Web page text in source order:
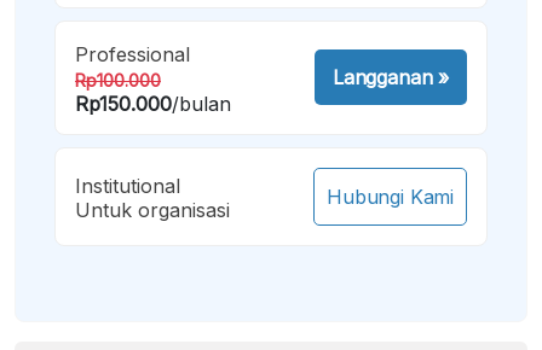
Professional
Rp100.000
Rp150.000/bulan
Langganan»
Institutional
Untuk organisasi
Hubungi Kami